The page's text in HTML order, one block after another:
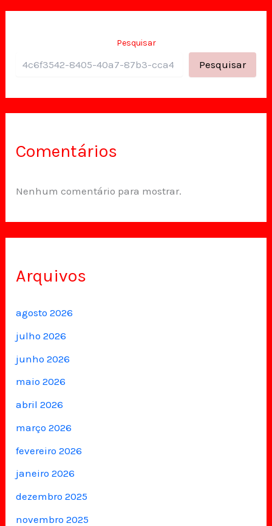
Pesquisar
Pesquisar
Comentários
Nenhum comentário para mostrar.
Arquivos
agosto 2026
julho 2026
junho 2026
maio 2026
abril 2026
março 2026
fevereiro 2026
janeiro 2026
dezembro 2025
novembro 2025